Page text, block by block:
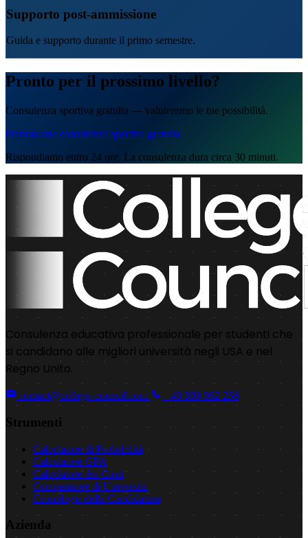
Supporto post-ammissione
Guida e supporto durante il primo semestre.
Pronto per il prossimo livello?
Consulenza sportiva gratuita — valuteremo le tue possibilità.
Prenota una consulenza sportiva gratuita
Rispondiamo entro 24 ore. La consulenza dura circa 30 minuti.
Consulenza educativa professionale per studenti che
si candidano alle migliori università negli USA e nel
Regno Unito.
contact@college-council.com +48 889 862 256
Strumenti
Calcolatore di Probabilità
Calcolatore GPA
Calcolatore dei Costi
Comparatore di Università
Cronologia della Candidatura
Azienda